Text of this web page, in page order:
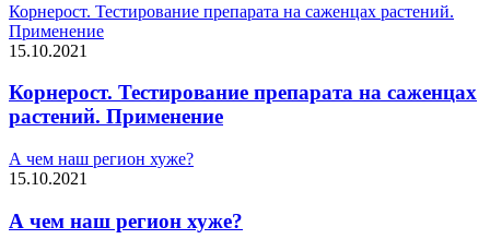
Корнерост. Тестирование препарата на саженцах растений.
Применение
15.10.2021
Корнерост. Тестирование препарата на саженцах
растений. Применение
А чем наш регион хуже?
15.10.2021
А чем наш регион хуже?